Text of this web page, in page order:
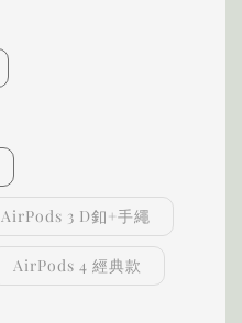
AirPods 3 D釦+手繩
AirPods 4 經典款